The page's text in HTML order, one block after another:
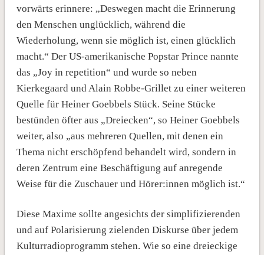
vorwärts erinnere: „Deswegen macht die Erinnerung
den Menschen unglücklich, während die
Wiederholung, wenn sie möglich ist, einen glücklich
macht.“ Der US-amerikanische Popstar Prince nannte
das „Joy in repetition“ und wurde so neben
Kierkegaard und Alain Robbe-Grillet zu einer weiteren
Quelle für Heiner Goebbels Stück. Seine Stücke
bestünden öfter aus „Dreiecken“, so Heiner Goebbels
weiter, also „aus mehreren Quellen, mit denen ein
Thema nicht erschöpfend behandelt wird, sondern in
deren Zentrum eine Beschäftigung auf anregende
Weise für die Zuschauer und Hörer:innen möglich ist.“
Diese Maxime sollte angesichts der simplifizierenden
und auf Polarisierung zielenden Diskurse über jedem
Kulturradioprogramm stehen. Wie so eine dreieckige